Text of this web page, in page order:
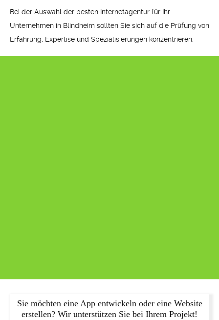
Bei der Auswahl der besten Internetagentur für Ihr
Unternehmen in Blindheim sollten Sie sich auf die Prüfung von
Erfahrung, Expertise und Spezialisierungen konzentrieren.
Sie möchten eine App entwickeln oder eine Website
erstellen? Wir unterstützen Sie bei Ihrem Projekt!